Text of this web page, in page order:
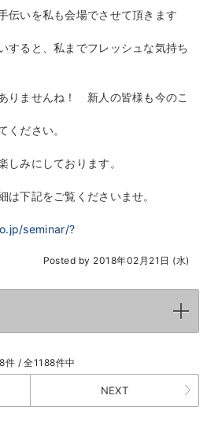
伝いを私も会場でさせて頂きます
すると、私までフレッシュな気持ち
りませんね！ 新人の皆様も今のこ
ださい。
みにしております。
下記をご覧くださいませ。
seminar/?
Posted by 2018年02月21日 (水)
件 / 全1188件中
NEXT